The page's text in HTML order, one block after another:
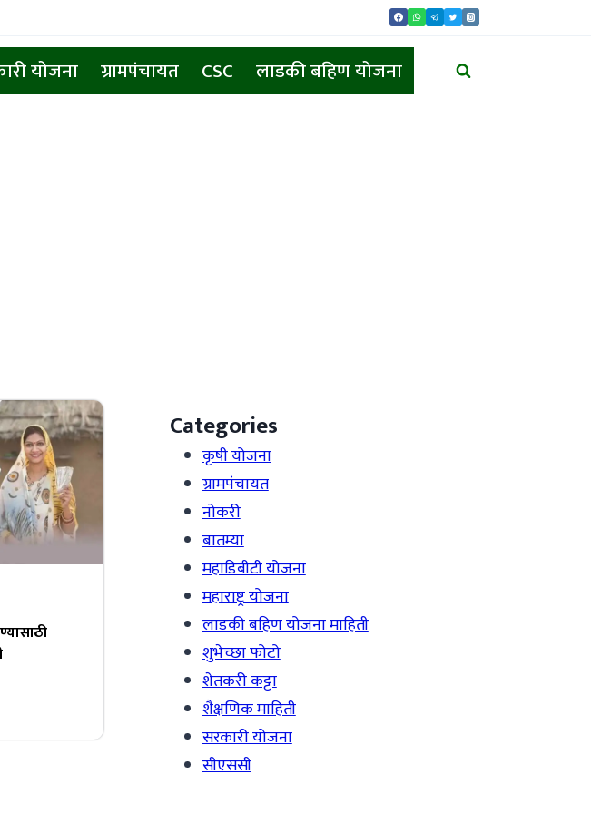
योजना ग्रामपंचायत CSC लाडकी बहिण योजना
Categories
कृषी योजना
ग्रामपंचायत
नोकरी
बातम्या
महाडिबीटी योजना
महाराष्ट्र योजना
लाडकी बहिण योजना माहिती
शुभेच्छा फोटो
शेतकरी कट्टा
शैक्षणिक माहिती
सरकारी योजना
सीएससी